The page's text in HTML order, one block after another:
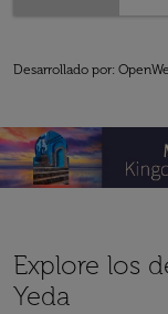
Desarrollado por:
Explore los
Yeda